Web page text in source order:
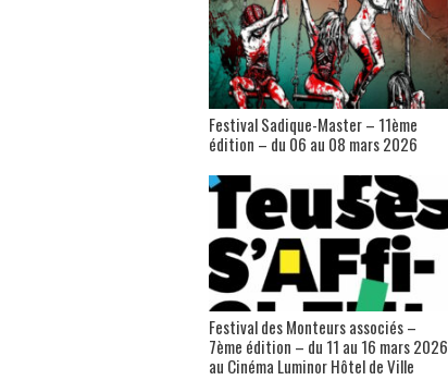
Festival Sadique-Master – 11ème
édition – du 06 au 08 mars 2026
Festival des Monteurs associés –
7ème édition – du 11 au 16 mars 2026
au Cinéma Luminor Hôtel de Ville